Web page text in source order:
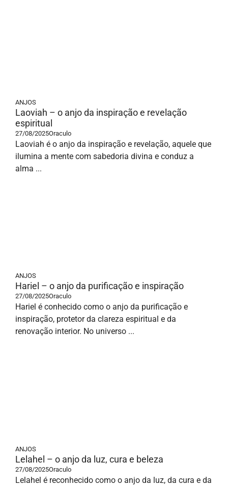
ANJOS
Laoviah – o anjo da inspiração e revelação
espiritual
27/08/2025Oraculo
Laoviah é o anjo da inspiração e revelação, aquele que
ilumina a mente com sabedoria divina e conduz a
alma ...
ANJOS
Hariel – o anjo da purificação e inspiração
27/08/2025Oraculo
Hariel é conhecido como o anjo da purificação e
inspiração, protetor da clareza espiritual e da
renovação interior. No universo ...
ANJOS
Lelahel – o anjo da luz, cura e beleza
27/08/2025Oraculo
Lelahel é reconhecido como o anjo da luz, da cura e da